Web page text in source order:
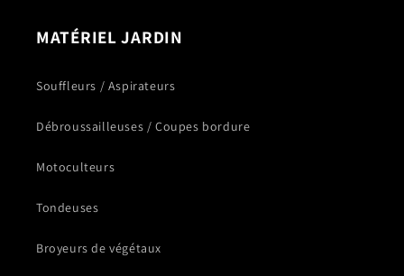
MATÉRIEL JARDIN
Souffleurs / Aspirateurs
Débroussailleuses / Coupes bordure
Motoculteurs
Tondeuses
Broyeurs de végétaux